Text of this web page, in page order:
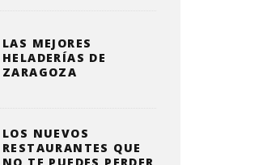
LAS MEJORES
HELADERÍAS DE
ZARAGOZA
LOS NUEVOS
RESTAURANTES QUE
NO TE PUEDES PERDER